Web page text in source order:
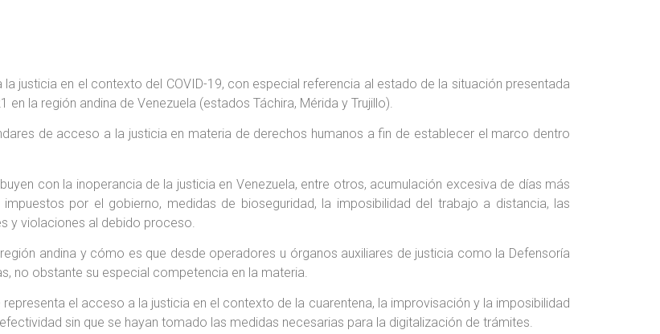
justicia en el contexto del COVID-19, con especial referencia al estado de la situación presentada
la región andina de Venezuela (estados Táchira, Mérida y Trujillo).
de acceso a la justicia en materia de derechos humanos a fin de establecer el marco dentro
con la inoperancia de la justicia en Venezuela, entre otros, acumulación excesiva de días más
por el gobierno, medidas de bioseguridad, la imposibilidad del trabajo a distancia, las
y violaciones al debido proceso.
andina y cómo es que desde operadores u órganos auxiliares de justicia como la Defensoría
no obstante su especial competencia en la materia.
el acceso a la justicia en el contexto de la cuarentena, la improvisación y la imposibilidad
sin que se hayan tomado las medidas necesarias para la digitalización de trámites.